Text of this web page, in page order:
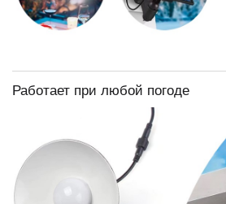
Работает при любой погоде